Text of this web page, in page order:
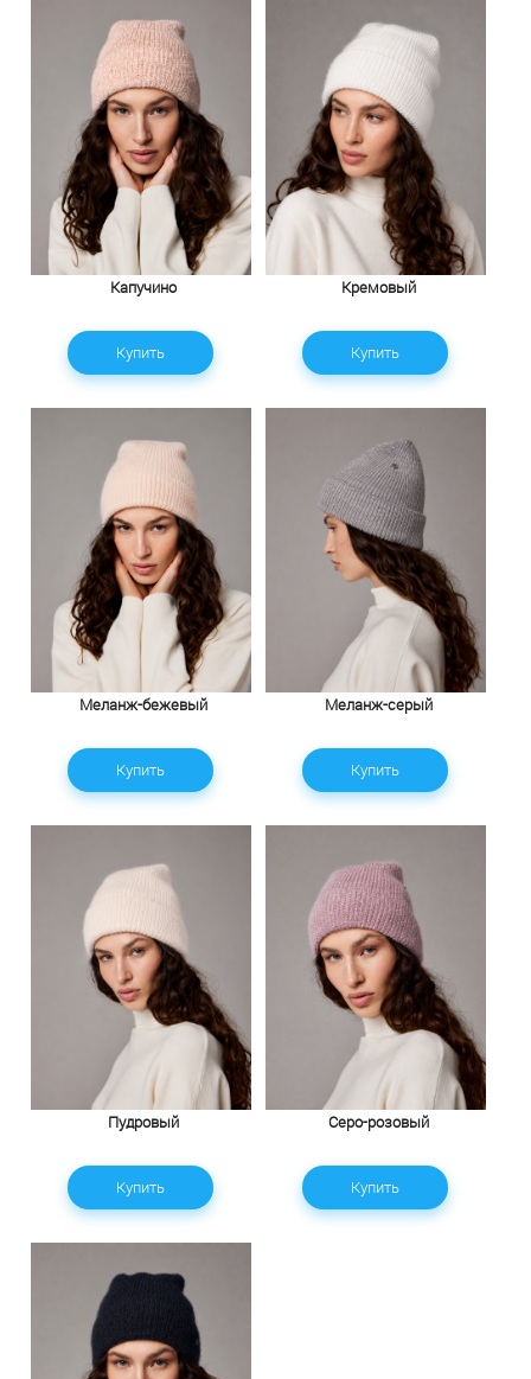
Капучино
Купить
Кремовый
Купить
Меланж-бежевый
Купить
Меланж-серый
Купить
Пудровый
Купить
Серо-розовый
Купить